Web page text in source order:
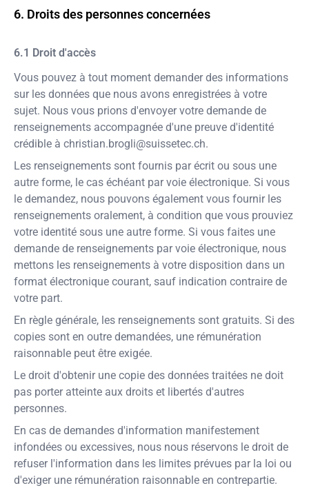
Droits des personnes concernées
Droit d'accès
Vous pouvez à tout moment demander des informations
sur les données que nous avons enregistrées à votre
sujet. Nous vous prions d'envoyer votre demande de
renseignements accompagnée d'une preuve d'identité
crédible à christian.brogli@suissetec.ch.
Les renseignements sont fournis par écrit ou sous une
autre forme, le cas échéant par voie électronique. Si vous
le demandez, nous pouvons également vous fournir les
renseignements oralement, à condition que vous prouviez
votre identité sous une autre forme. Si vous faites une
demande de renseignements par voie électronique, nous
mettons les renseignements à votre disposition dans un
format électronique courant, sauf indication contraire de
votre part.
En règle générale, les renseignements sont gratuits. Si des
copies sont en outre demandées, une rémunération
raisonnable peut être exigée.
Le droit d'obtenir une copie des données traitées ne doit
pas porter atteinte aux droits et libertés d'autres
personnes.
En cas de demandes d'information manifestement
infondées ou excessives, nous nous réservons le droit de
refuser l'information dans les limites prévues par la loi ou
d'exiger une rémunération raisonnable en contrepartie.